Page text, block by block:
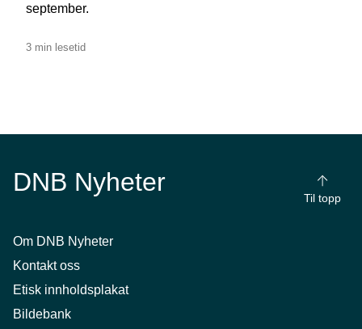
september.
3 min lesetid
DNB Nyheter
Til topp
Om DNB Nyheter
Kontakt oss
Etisk innholdsplakat
Bildebank